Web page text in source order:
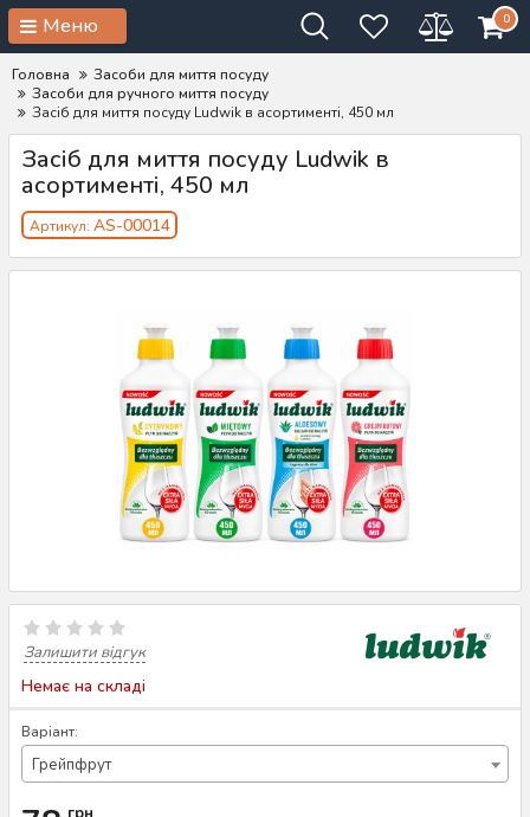
Меню 0
Головна
Засоби для миття посуду
Засоби для ручного миття посуду
Засіб для миття посуду Ludwik в асортименті, 450 мл
Засіб для миття посуду Ludwik в
асортименті, 450 мл
Артикул: AS-00014
Залишити відгук
Немає на складі
Варіант:
Грейпфрут